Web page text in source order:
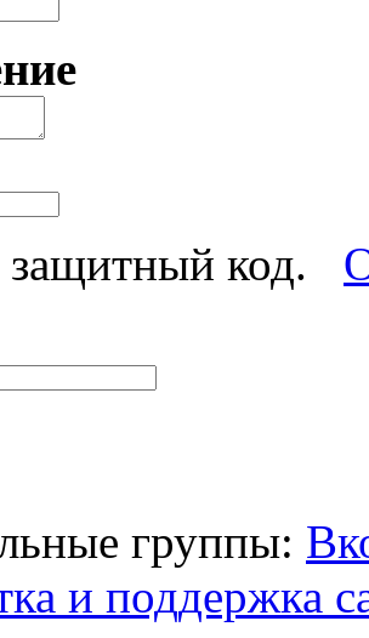
защитный код.
группы:
и поддержка